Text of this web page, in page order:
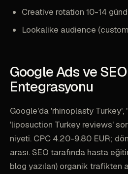
Creative rotation 10-14
Lookalike audience
Google Ads ve SEO
Entegrasyonu
Google'da 'rhinoplasty
'liposuction Turkey reviews'
niyeti. CPC 4.20-9.80 EUR;
arası. SEO tarafında hasta
blog yazıları) organik